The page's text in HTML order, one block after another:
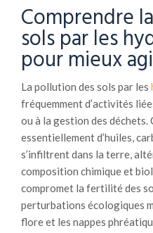
Comprendre
sols par les
pour mieux
La pollution des sols par les
fréquemment d’activités
ou à la gestion des déchets.
essentiellement d’huiles,
s’infiltrent dans la terre,
composition chimique et
compromet la fertilité des
perturbations écologiques
flore et les nappes